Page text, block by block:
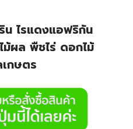
น ไรแดงแอฟริกัน
ม้ผล พืชไร่ ดอกไม้
กษตร